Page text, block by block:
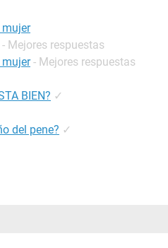
- Mejores respuestas
- Mejores respuestas
BIEN? ✓
del pene? ✓